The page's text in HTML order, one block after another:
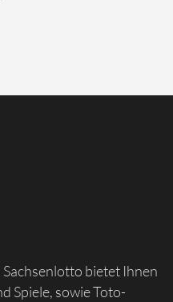
bietet Ihnen
Spiele, sowie Toto-